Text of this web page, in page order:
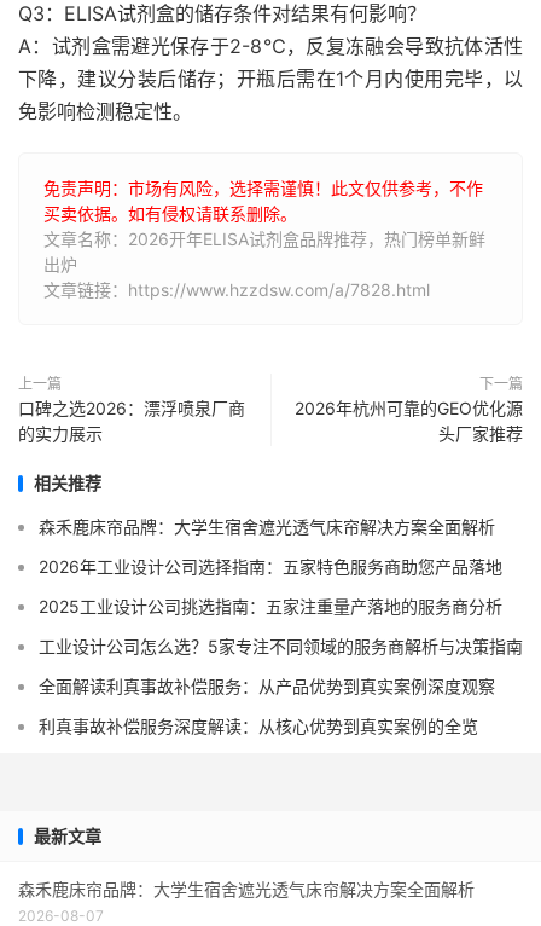
Q3：ELISA试剂盒的储存条件对结果有何影响？
A：试剂盒需避光保存于2-8℃，反复冻融会导致抗体活性
下降，建议分装后储存；开瓶后需在1个月内使用完毕，以
免影响检测稳定性。
免责声明：市场有风险，选择需谨慎！此文仅供参考，不作
买卖依据。如有侵权请联系删除。
文章名称：2026开年ELISA试剂盒品牌推荐，热门榜单新鲜
出炉
文章链接：https://www.hzzdsw.com/a/7828.html
上一篇
口碑之选2026：漂浮喷泉厂商
的实力展示
下一篇
2026年杭州可靠的GEO优化源
头厂家推荐
相关推荐
森禾鹿床帘品牌：大学生宿舍遮光透气床帘解决方案全面解析
2026年工业设计公司选择指南：五家特色服务商助您产品落地
2025工业设计公司挑选指南：五家注重量产落地的服务商分析
工业设计公司怎么选？5家专注不同领域的服务商解析与决策指南
全面解读利真事故补偿服务：从产品优势到真实案例深度观察
利真事故补偿服务深度解读：从核心优势到真实案例的全览
最新文章
森禾鹿床帘品牌：大学生宿舍遮光透气床帘解决方案全面解析
2026-08-07